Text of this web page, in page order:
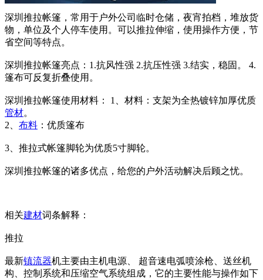
深圳推拉帐篷，常用于户外公司临时仓储，夜宵拍档，堆放货
物，单位及个人停车使用。可以推拉伸缩，使用操作方便，节
省空间等特点。
深圳推拉帐篷亮点：1.抗风性强 2.抗压性强 3.结实，稳固。 4.
篷布可反复折叠使用。
深圳推拉帐篷使用材料： 1、材料：支架为全热镀锌加厚优质
管材。
2、 布料 ：优质篷布
3、推拉式帐篷脚轮为优质5寸脚轮。
深圳推拉帐篷的诸多优点，给您的户外活动解决后顾之忧。
相关建材词条解释：
推拉
最新镇流器机主要由主机电源、 超音速电弧喷涂枪、送丝机
构、控制系统和压缩空气系统组成，它的主要性能与操作如下